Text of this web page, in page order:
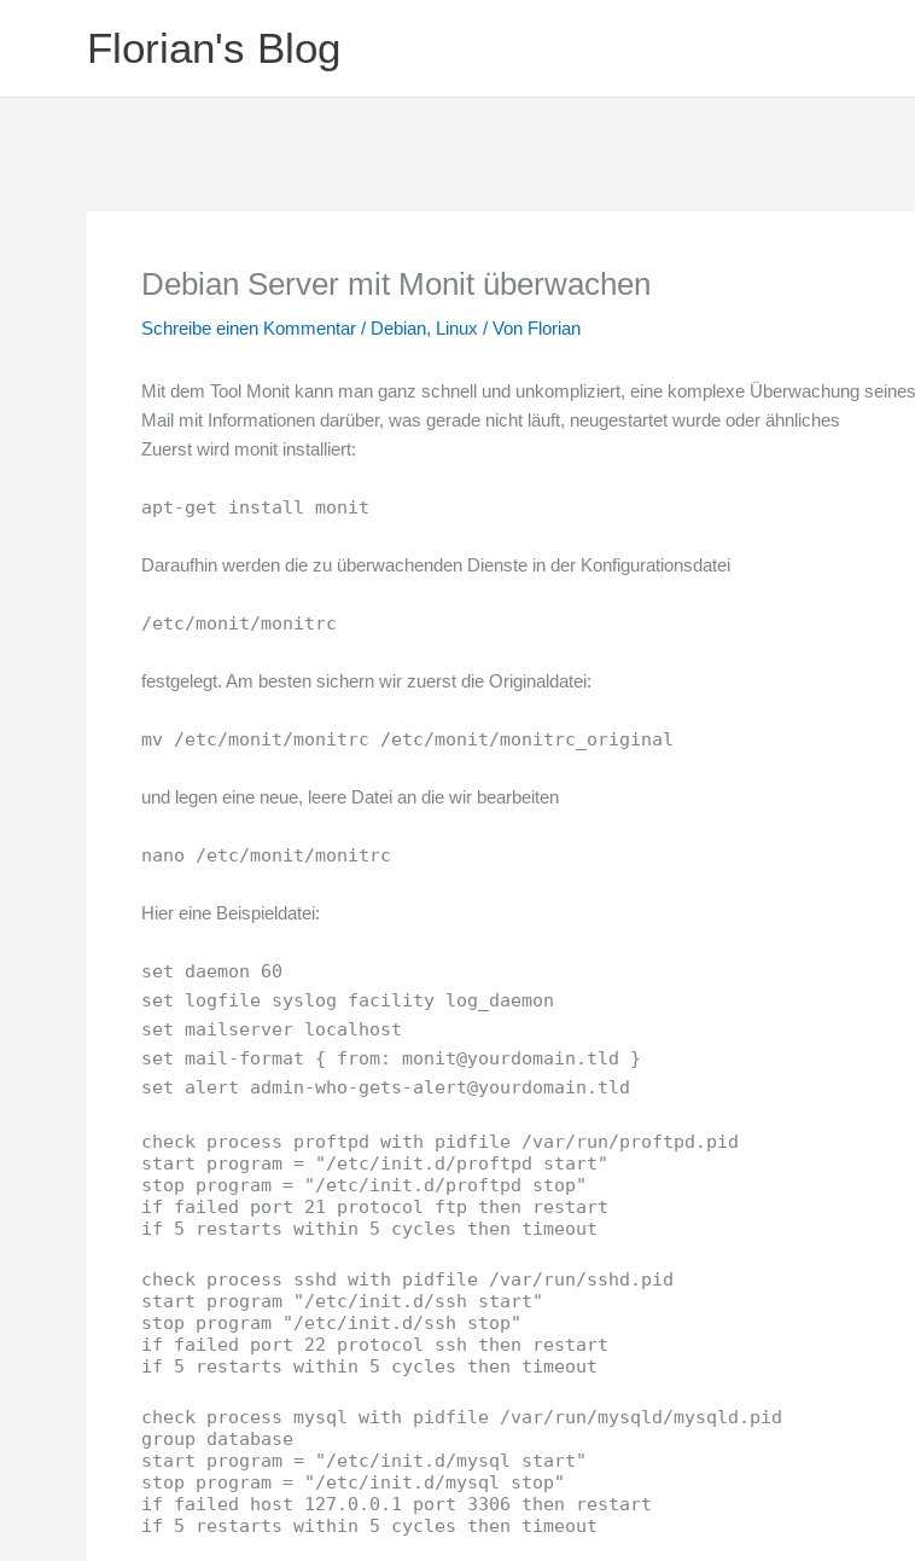
Florian's Blog
Debian Server mit Monit überwachen
Schreibe einen Kommentar / Debian, Linux / Von Florian
Mit dem Tool Monit kann man ganz schnell und unkompliziert, eine komplexe Überwachung
Mail mit Informationen darüber, was gerade nicht läuft, neugestartet wurde oder ähnliches
Zuerst wird monit installiert:
apt-get install monit
Daraufhin werden die zu überwachenden Dienste in der Konfigurationsdatei
/etc/monit/monitrc
festgelegt. Am besten sichern wir zuerst die Originaldatei:
mv /etc/monit/monitrc /etc/monit/monitrc_original
und legen eine neue, leere Datei an die wir bearbeiten
nano /etc/monit/monitrc
Hier eine Beispieldatei:
set daemon 60
set logfile syslog facility log_daemon
set mailserver localhost
set mail-format { from: monit@yourdomain.tld }
set alert admin-who-gets-alert@yourdomain.tld
check process proftpd with pidfile /var/run/proftpd.pid
start program = "/etc/init.d/proftpd start"
stop program = "/etc/init.d/proftpd stop"
if failed port 21 protocol ftp then restart
if 5 restarts within 5 cycles then timeout
check process sshd with pidfile /var/run/sshd.pid
start program "/etc/init.d/ssh start"
stop program "/etc/init.d/ssh stop"
if failed port 22 protocol ssh then restart
if 5 restarts within 5 cycles then timeout
check process mysql with pidfile /var/run/mysqld/mysqld.pid
group database
start program = "/etc/init.d/mysql start"
stop program = "/etc/init.d/mysql stop"
if failed host 127.0.0.1 port 3306 then restart
if 5 restarts within 5 cycles then timeout